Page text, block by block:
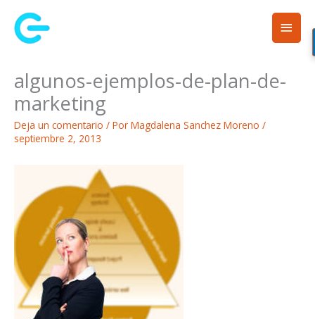
contenido
algunos-ejemplos-de-plan-de-
marketing
Deja un comentario / Por Magdalena Sanchez Moreno /
septiembre 2, 2013